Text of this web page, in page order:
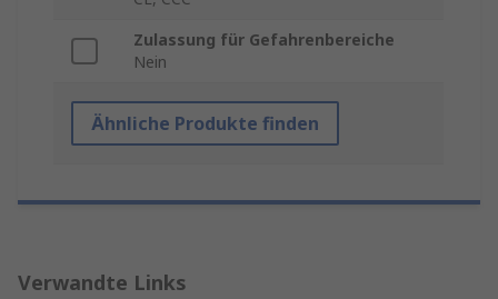
Zulassung für Gefahrenbereiche
Nein
Ähnliche Produkte finden
Verwandte Links